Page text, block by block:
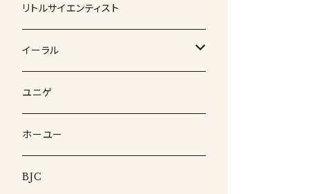
ネイル
リトルサイエンティスト
イーラル
スカルプケア
ユニゲ
ホーユー
BJC